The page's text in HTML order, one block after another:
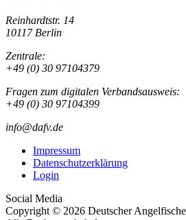
Reinhardtstr. 14
10117 Berlin
Zentrale:
+49 (0) 30 97104379
Fragen zum digitalen Verbandsausweis:
+49 (0) 30 97104399
info@dafv.de
Impressum
Datenschutzerklärung
Login
Social Media
Copyright © 2026 Deutscher